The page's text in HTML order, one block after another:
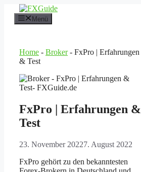
Inhalt
springen
Menü
Home - Broker- FxPro | Erfahrungen
& Test
FxPro | Erfahrungen &
Test
23. November 20227. August 2022
FxPro gehört zu den bekanntesten